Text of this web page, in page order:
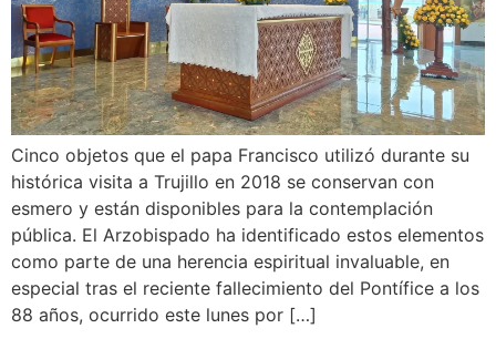
Cinco objetos que el papa Francisco utilizó durante su
histórica visita a Trujillo en 2018 se conservan con
esmero y están disponibles para la contemplación
pública. El Arzobispado ha identificado estos elementos
como parte de una herencia espiritual invaluable, en
especial tras el reciente fallecimiento del Pontífice a los
88 años, ocurrido este lunes por […]